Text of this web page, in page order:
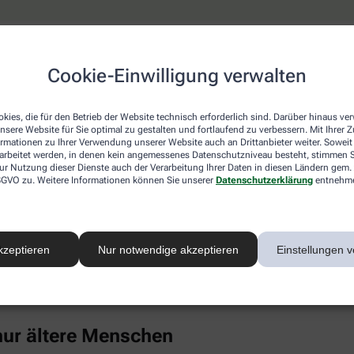
Cookie-Einwilligung verwalten
die für den Betrieb der Website technisch erforderlich sind. Darüber hinaus
Website für Sie optimal zu gestalten und fortlaufend zu verbessern. Mit Ihrer
zu Ihrer Verwendung unserer Website auch an Drittanbieter weiter. Soweit
werden, in denen kein angemessenes Datenschutzniveau besteht, stimmen
Nutzung dieser Dienste auch der Verarbeitung Ihrer Daten in diesen Ländern
zu. Weitere Informationen können Sie unserer Datenschutzerklärung
Nur notwendige akzeptieren Einstellungen
erhöhten Cholesterinwerte
wähnt sich oft in Sicherheit, weil hohe Cholesterinwerte
die Blutfettwerte in die Höhe treiben. Dazu gehören auch
chronischer Stress, Alkoholkonsum und Medikamente wie
Baby-Pille untersucht und bei jungen Frauen (14 bis 19
Punkt 4). Als großer Risikofaktor hat sich in den
Cholesterin im Blut.
kann sich in der Gefäßwand ablagern, chronische
unter anderem mit einem deutlich gesteigerten Risiko
im Blut ist überwiegend genetisch bestimmt,
gesunden Lebensstil merklich senken (wenngleich
im Leben bestimmen zu lassen.
ältere Menschen